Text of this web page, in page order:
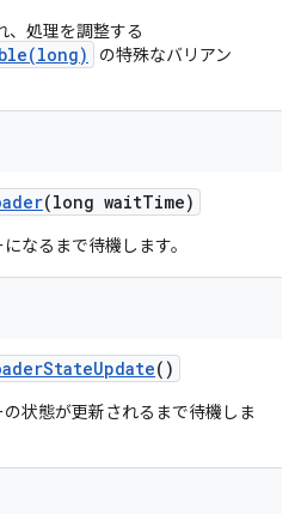
、処理を調整する
の特殊なバリアン
(long waitTime)
なるまで待機します。
StateUpdate()
状態が更新されるまで待機しま